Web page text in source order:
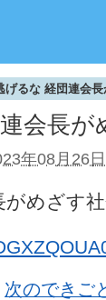
げるな 経団連会
会長が
年08月26
がめざす
次のできご